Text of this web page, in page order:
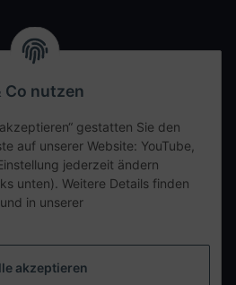
Bitte beachtet die
Co nutzen
gestatten Sie den
auf unserer Website: YouTube,
jederzeit ändern
unten). Weitere Details finden
und in unserer
akzeptieren